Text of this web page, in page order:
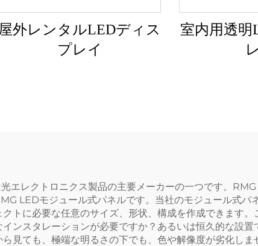
屋外レンタルLEDディス
プレイ
室内用透
エレクトロニクス製品の主要メーカーの一つです。
LEDモジュール式パネルです。当社のモジュール式パ
に必要な任意のサイズ、形状、構成を作成できます。
ンスタレーションが必要ですか？あるいは恒久的な設置
見ても、極端な明るさの下でも、色や解像度が劣化し